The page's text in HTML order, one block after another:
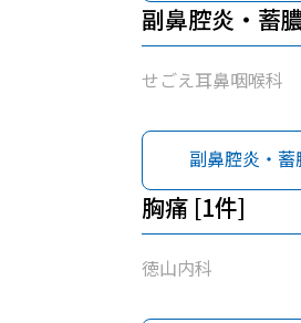
副鼻腔炎・蓄
せごえ耳鼻咽喉科
副鼻腔炎・
胸痛 [1件]
徳山内科